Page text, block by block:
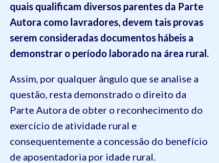
quais qualificam diversos parentes da Parte
Autora como lavradores, devem tais provas
serem consideradas documentos hábeis a
demonstrar o período laborado na área rural.
Assim, por qualquer ângulo que se analise a
questão, resta demonstrado o direito da
Parte Autora de obter o reconhecimento do
exercício de atividade rural e
consequentemente a concessão do benefício
de aposentadoria por idade rural.